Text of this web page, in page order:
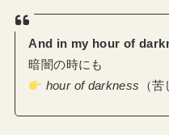
And in my hour of
暗闇の時にも
hour of darkness （